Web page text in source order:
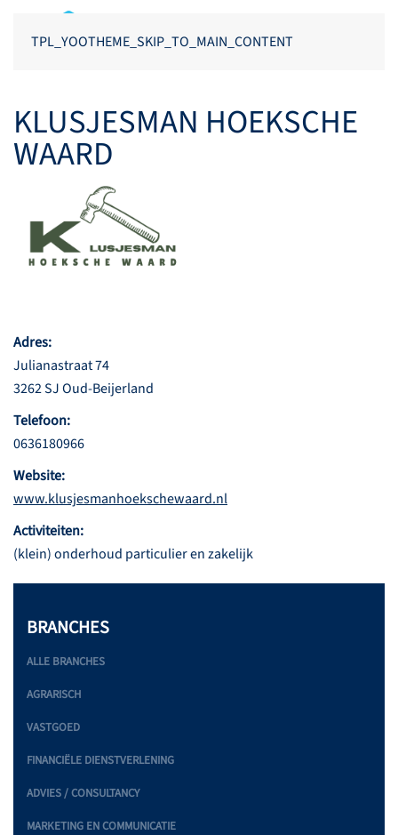
TPL_YOOTHEME_SKIP_TO_MAIN_CONTENT
KLUSJESMAN HOEKSCHE
WAARD
Adres:
Julianastraat 74
3262 SJ Oud-Beijerland
Telefoon:
0636180966
Website:
www.klusjesmanhoekschewaard.nl
Activiteiten:
(klein) onderhoud particulier en zakelijk
BRANCHES
ALLE BRANCHES
AGRARISCH
VASTGOED
FINANCIËLE DIENSTVERLENING
ADVIES / CONSULTANCY
MARKETING EN COMMUNICATIE